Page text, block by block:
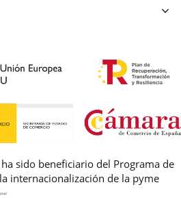
sido beneficiario del Programa de
internacionalización de la pyme